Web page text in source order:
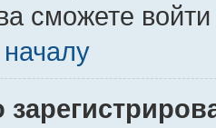
сможете